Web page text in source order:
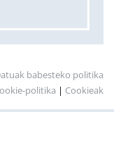
babesteko politika
politika | Cookieak